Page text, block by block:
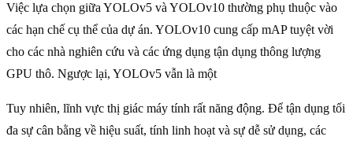
Việc lựa chọn giữa YOLOv5 và YOLOv10 thường phụ thuộc vào
các hạn chế cụ thể của dự án. YOLOv10 cung cấp mAP tuyệt vời
cho các nhà nghiên cứu và các ứng dụng tận dụng thông lượng
GPU thô. Ngược lại, YOLOv5 vẫn là một
Tuy nhiên, lĩnh vực thị giác máy tính rất năng động. Để tận dụng tối
đa sự cân bằng về hiệu suất, tính linh hoạt và sự dễ sử dụng, các